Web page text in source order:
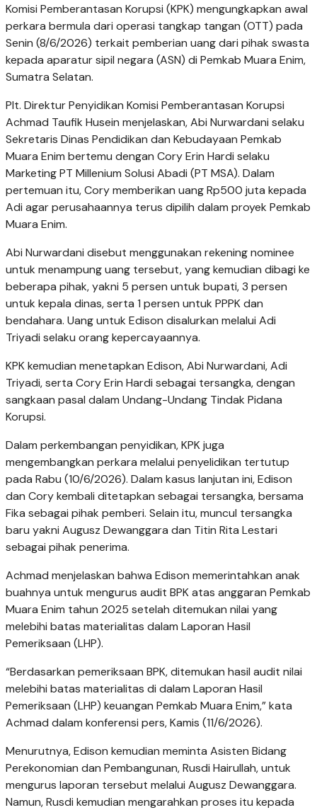
Komisi Pemberantasan Korupsi (KPK) mengungkapkan awal
perkara bermula dari operasi tangkap tangan (OTT) pada
Senin (8/6/2026) terkait pemberian uang dari pihak swasta
kepada aparatur sipil negara (ASN) di Pemkab Muara Enim,
Sumatra Selatan.
Plt. Direktur Penyidikan Komisi Pemberantasan Korupsi
Achmad Taufik Husein menjelaskan, Abi Nurwardani selaku
Sekretaris Dinas Pendidikan dan Kebudayaan Pemkab
Muara Enim bertemu dengan Cory Erin Hardi selaku
Marketing PT Millenium Solusi Abadi (PT MSA). Dalam
pertemuan itu, Cory memberikan uang Rp500 juta kepada
Adi agar perusahaannya terus dipilih dalam proyek Pemkab
Muara Enim.
Abi Nurwardani disebut menggunakan rekening nominee
untuk menampung uang tersebut, yang kemudian dibagi ke
beberapa pihak, yakni 5 persen untuk bupati, 3 persen
untuk kepala dinas, serta 1 persen untuk PPPK dan
bendahara. Uang untuk Edison disalurkan melalui Adi
Triyadi selaku orang kepercayaannya.
KPK kemudian menetapkan Edison, Abi Nurwardani, Adi
Triyadi, serta Cory Erin Hardi sebagai tersangka, dengan
sangkaan pasal dalam Undang-Undang Tindak Pidana
Korupsi.
Dalam perkembangan penyidikan, KPK juga
mengembangkan perkara melalui penyelidikan tertutup
pada Rabu (10/6/2026). Dalam kasus lanjutan ini, Edison
dan Cory kembali ditetapkan sebagai tersangka, bersama
Fika sebagai pihak pemberi. Selain itu, muncul tersangka
baru yakni Augusz Dewanggara dan Titin Rita Lestari
sebagai pihak penerima.
Achmad menjelaskan bahwa Edison memerintahkan anak
buahnya untuk mengurus audit BPK atas anggaran Pemkab
Muara Enim tahun 2025 setelah ditemukan nilai yang
melebihi batas materialitas dalam Laporan Hasil
Pemeriksaan (LHP).
“Berdasarkan pemeriksaan BPK, ditemukan hasil audit nilai
melebihi batas materialitas di dalam Laporan Hasil
Pemeriksaan (LHP) keuangan Pemkab Muara Enim,” kata
Achmad dalam konferensi pers, Kamis (11/6/2026).
Menurutnya, Edison kemudian meminta Asisten Bidang
Perekonomian dan Pembangunan, Rusdi Hairullah, untuk
mengurus laporan tersebut melalui Augusz Dewanggara.
Namun, Rusdi kemudian mengarahkan proses itu kepada